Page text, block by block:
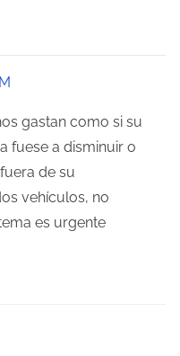
gastan como si su
fuese a disminuir o
de su
vehículos, no
es urgente